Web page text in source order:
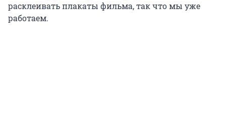
расклеивать плакаты фильма, так что мы уже
работаем.